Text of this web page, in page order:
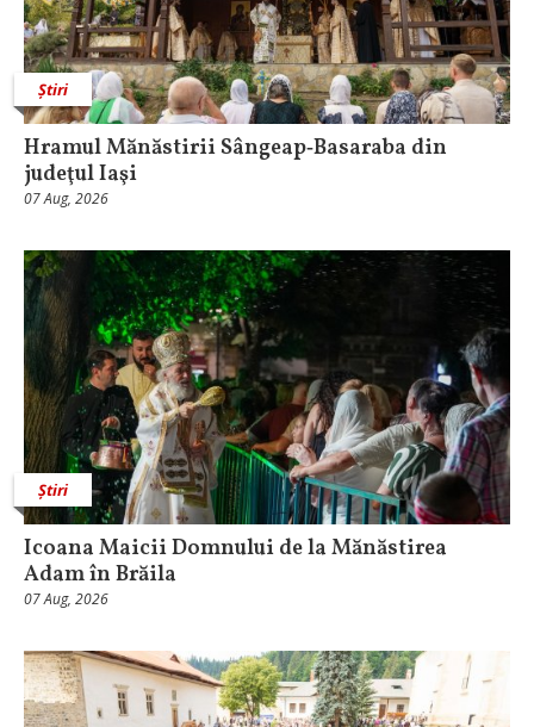
Știri
Hramul Mănăstirii Sângeap‑Basaraba din
judeţul Iaşi
07 Aug, 2026
Știri
Icoana Maicii Domnului de la Mănăstirea
Adam în Brăila
07 Aug, 2026